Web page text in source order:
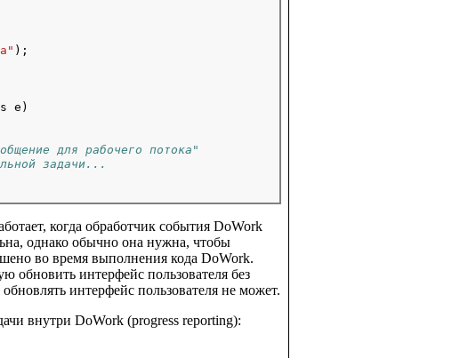
);
e)
для рабочего потока"
задачи...
когда обработчик события DoWork
однако обычно она нужна, чтобы
во время выполнения кода DoWork.
обновить интерфейс пользователя без
интерфейс пользователя не может.
внутри DoWork (progress reporting):